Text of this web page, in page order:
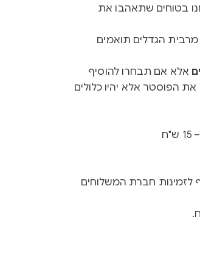
בטוחים שתאהבו את
מרבית הגדלים תואמים
אלא אם תבחרו להוסיף
את הפוסטר אלא יהיו כלולים
משלוח 1-3 ימים, בכפוף לזמינות חברת המשלוחים